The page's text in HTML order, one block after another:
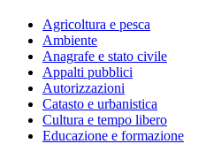
Agricoltura e pesca
Ambiente
Anagrafe e stato civile
Appalti pubblici
Autorizzazioni
Catasto e urbanistica
Cultura e tempo libero
Educazione e formazione